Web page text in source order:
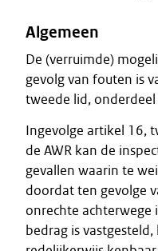
Algemeen
De (verruimde)
gevolg van fouten is
tweede lid, onderdeel
Ingevolge artikel 16,
de AWR kan de
gevallen waarin te
doordat ten gevolge
onrechte achterwege
bedrag is